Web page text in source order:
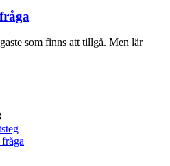
som finns att tillgå. Men lär